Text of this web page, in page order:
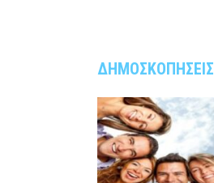
ΔΗΜΟΣΚΟΠΗΣΕΙΣ